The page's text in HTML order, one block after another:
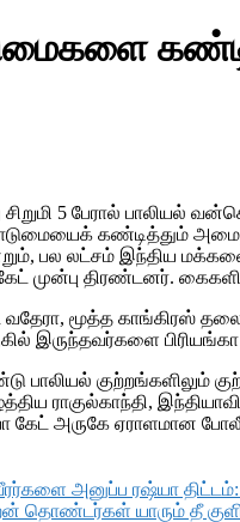
5 பேரால் பாலியல்
கண்டித்தும்
பல லட்சம் இந்திய
முன்பு திரண்டனர்.
வதேரா, மூத்த காங்கிரஸ்
இருந்தவர்களை பிரியங்கா
பாலியல் குற்றங்களிலும்
ராகுல்காந்தி,
அருகே ஏராளமான
அனுப்ப ரஷ்யா திட்டம்:
தொண்டர்கள் யாரும் தீ